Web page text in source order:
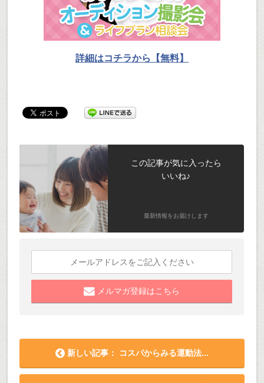
詳細はコチラから【無料】
この記事が気に入ったら
いいね♪
最新情報をお届けします
メルマガ登録はこちら
新しい記事： コスパからみる運動法...